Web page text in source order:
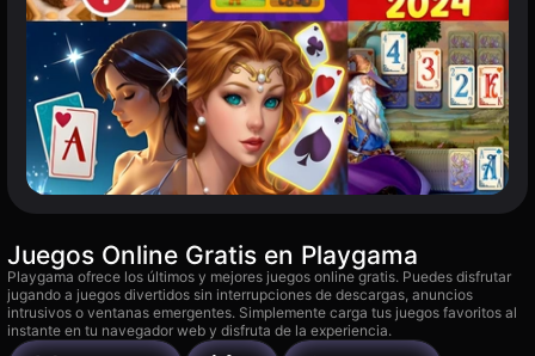
Juegos Online Gratis en Playgama
Playgama ofrece los últimos y mejores juegos online gratis. Puedes disfrutar
jugando a juegos divertidos sin interrupciones de descargas, anuncios
intrusivos o ventanas emergentes. Simplemente carga tus juegos favoritos al
instante en tu navegador web y disfruta de la experiencia.